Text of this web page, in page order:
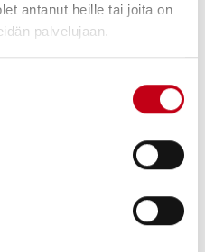
antanut heille tai joita on
palvelujaan.
, p. 040